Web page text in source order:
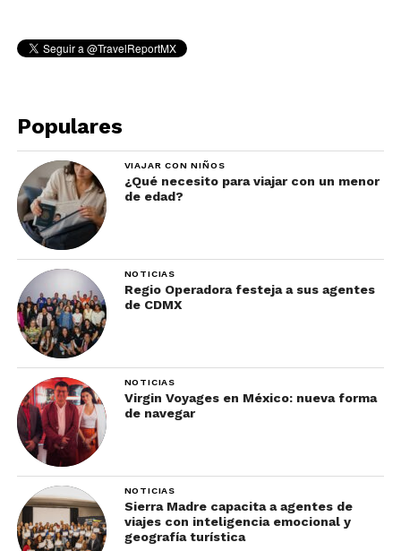
Populares
VIAJAR CON NIÑOS
¿Qué necesito para viajar con un menor
de edad?
NOTICIAS
Regio Operadora festeja a sus agentes
de CDMX
NOTICIAS
Virgin Voyages en México: nueva forma
de navegar
NOTICIAS
Sierra Madre capacita a agentes de
viajes con inteligencia emocional y
geografía turística